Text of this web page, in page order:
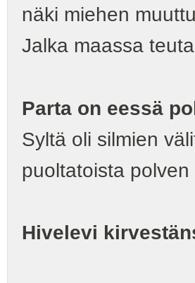
näki miehen
Jalka maassa
Parta on eessä
Syltä oli silmien
puoltatoista
Hivelevi